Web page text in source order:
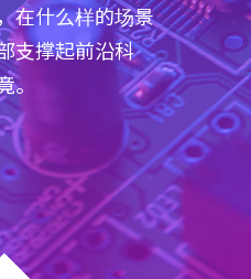
在什么样的场景
支撑起前沿科